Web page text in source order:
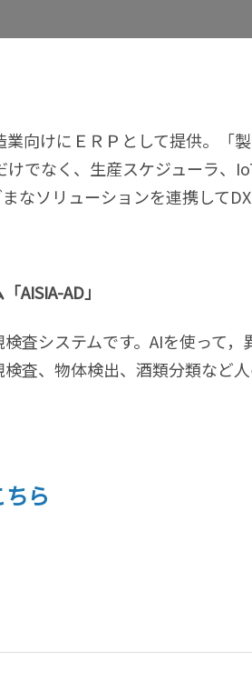
向けにＥＲＰとして提供。「製
でなく、生産スケジューラ、
なソリューションを連携して
AISIA-AD」
査システムです。AIを使って，
査、物体検出、酒類分類など
ら